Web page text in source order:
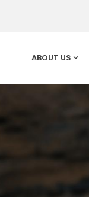
ABOUT US